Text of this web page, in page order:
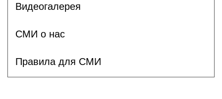
Видеогалерея
СМИ о нас
Правила для СМИ